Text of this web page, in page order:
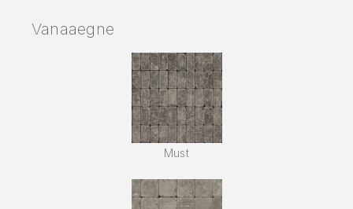
Vanaaegne
Must